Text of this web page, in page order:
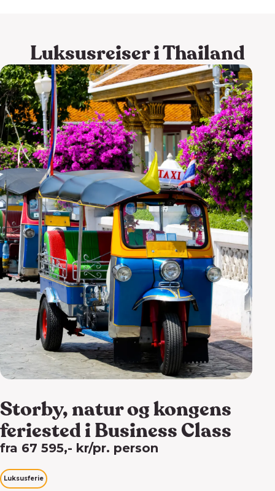
Luksusreiser i Thailand
Storby, natur og kongens
feriested i Business Class
fra 67 595,- kr/pr. person
Luksusferie